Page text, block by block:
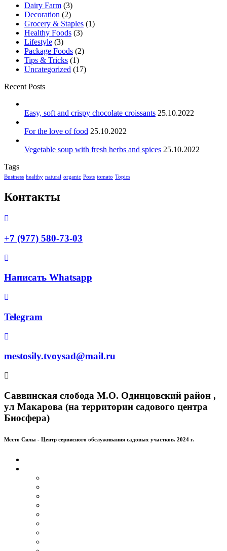
Dairy Farm (3)
Decoration (2)
Grocery & Staples (1)
Healthy Foods (3)
Lifestyle (3)
Package Foods (2)
Tips & Tricks (1)
Uncategorized (17)
Recent Posts
Easy, soft and crispy chocolate croissants 25.10.2022
For the love of food 25.10.2022
Vegetable soup with fresh herbs and spices 25.10.2022
Tags
Business healthy natural organic Posts tomato Topics
Контакты
+7 (977) 580-73-03
Написать Whatsapp
Telegram
mestosily.tvoysad@mail.ru
Саввинская слобода М.О. Одинцовский район ,
ул Макарова (на территории садового центра
Биосфера)
Место Силы - Центр сервисного обслуживания садовых участков. 2024 г.